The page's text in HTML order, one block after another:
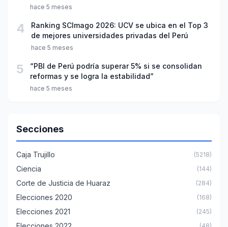
año escolar 2026
hace 5 meses
4
Ranking SCImago 2026: UCV se ubica en el Top 3
de mejores universidades privadas del Perú
hace 5 meses
5
“PBI de Perú podría superar 5% si se consolidan
reformas y se logra la estabilidad”
hace 5 meses
Secciones
Caja Trujillo (5218)
Ciencia (144)
Corte de Justicia de Huaraz (284)
Elecciones 2020 (168)
Elecciones 2021 (245)